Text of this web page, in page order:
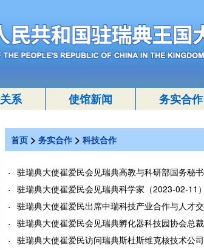
系 使馆新闻 务实合作
首页> 务实合作> 科技合作
驻瑞典大使崔爱民会见瑞典高教与科研部国务秘
驻瑞典大使崔爱民会见瑞典科学家（2023-02-11）
驻瑞典大使崔爱民出席中瑞科技产业合作与人才
驻瑞典大使崔爱民会见瑞典孵化器科技园协会总
驻瑞典大使崔爱民访问瑞典斯杜斯维克核技术公